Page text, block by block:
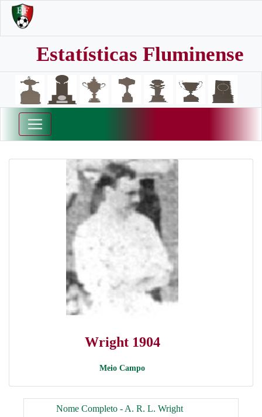
Estatísticas Fluminense
Wright 1904
Meio Campo
Nome Completo - A. R. L. Wright